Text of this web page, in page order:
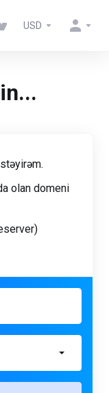
USD
olan domeni